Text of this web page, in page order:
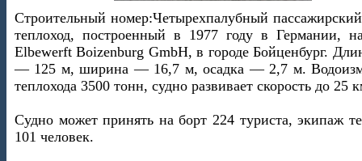
Строительный номер:Четырехпалубный
теплоход, построенный в 1977 году в Германии,
Elbewerft Boizenburg GmbH, в городе Бойценбург.
— 125 м, ширина — 16,7 м, осадка — 2,7 м.
теплохода 3500 тонн, судно развивает скорость до 25
Судно может принять на борт 224 туриста, экипаж
101 человек.